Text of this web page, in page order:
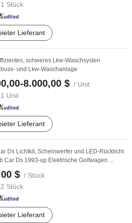
1 Stück
Lieferant
schweres Lkw-Waschsysten
und Lkw-Waschanlage
8.000,00 $ / Unit
1 Unit
Lieferant
Ds Lichtkit, Scheinwerfer und LED-Rücklicht
Car Ds 1993-up Elektrische Golfwagen ...
$ / Stück
2 Stück
Lieferant